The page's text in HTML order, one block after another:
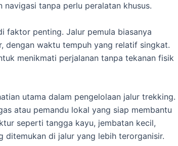
navigasi tanpa perlu peralatan khusus.
faktor penting. Jalur pemula biasanya
dengan waktu tempuh yang relatif singkat.
menikmati perjalanan tanpa tekanan fisik
utama dalam pengelolaan jalur trekking.
atau pemandu lokal yang siap membantu
seperti tangga kayu, jembatan kecil,
ditemukan di jalur yang lebih terorganisir.